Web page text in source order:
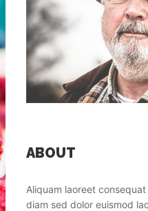
ABOUT
Aliquam laoreet
diam sed dolor euismod